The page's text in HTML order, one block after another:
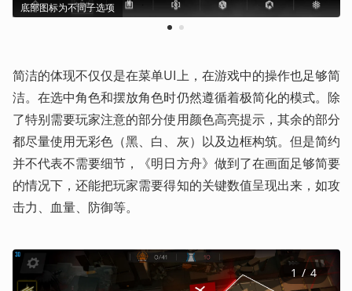
底部图标为不同子选项
1 2
简洁的体现不仅仅是在菜单UI上，在游戏中的操作也足够简
洁。在选中角色和摆放角色时仍然遵循着极简化的模式。除
了特别需要玩家注意的部分使用颜色高亮提示，其余的部分
都尽量使用无彩色（黑、白、灰）以及边框构筑。但是简约
并不代表不需要细节，《明日方舟》做到了在画面足够简要
的情况下，还能把玩家需要得知的关键数值呈现出来，如攻
击力、血量、防御等。
1 / 4